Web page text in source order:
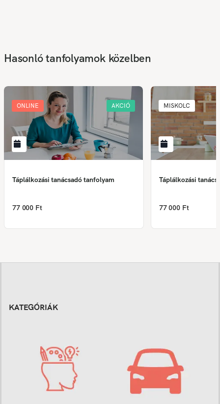
Hasonló tanfolyamok közelben
ONLINE AKCIÓ
Táplálkozási tanácsadó tanfolyam
77 000 Ft
MISKOLC
Táplálkozási
77 000 Ft
KATEGÓRIÁK